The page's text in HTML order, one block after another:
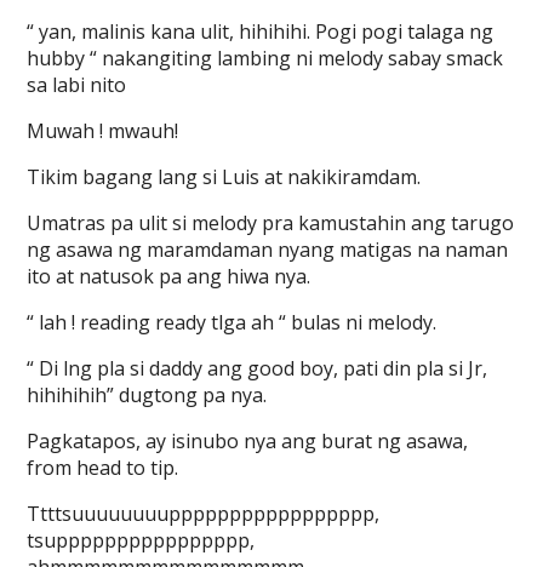
“ yan, malinis kana ulit, hihihihi. Pogi pogi talaga ng
hubby “ nakangiting lambing ni melody sabay smack
sa labi nito
Muwah ! mwauh!
Tikim bagang lang si Luis at nakikiramdam.
Umatras pa ulit si melody pra kamustahin ang tarugo
ng asawa ng maramdaman nyang matigas na naman
ito at natusok pa ang hiwa nya.
“ lah ! reading ready tlga ah “ bulas ni melody.
“ Di lng pla si daddy ang good boy, pati din pla si Jr,
hihihihih” dugtong pa nya.
Pagkatapos, ay isinubo nya ang burat ng asawa,
from head to tip.
Ttttsuuuuuuuuppppppppppppppppp,
tsupppppppppppppppp,